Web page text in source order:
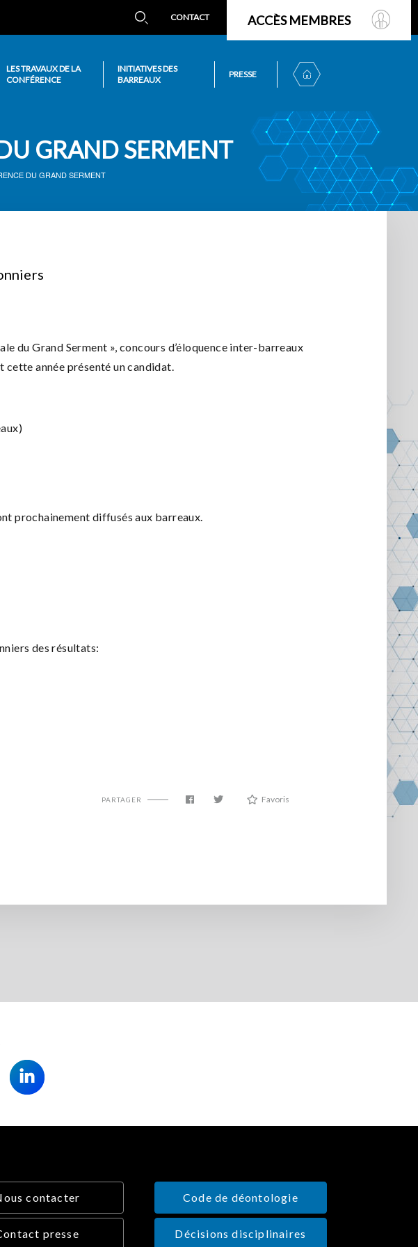
CONTACT ACCÈS MEMBRES
LES TRAVAUX DE LA
CONFÉRENCE
INITIATIVES DES
BARREAUX
PRESSE
GRAND SERMENT
DU GRAND SERMENT
du Grand Serment », concours d’éloquence inter-barreaux
cette année présenté un candidat.
prochainement diffusés aux barreaux.
des résultats:
PARTAGER Favoris
contacter
presse
Code de déontologie
Décisions disciplinaires